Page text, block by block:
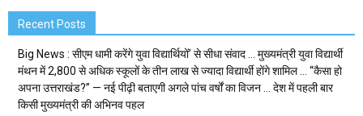
Recent Posts
Big News : सीएम धामी करेंगे युवा विद्यार्थियों’ से सीधा संवाद … मुख्यमंत्री युवा विद्यार्थी
मंथन में 2,800 से अधिक स्कूलों के तीन लाख से ज्यादा विद्यार्थी होंगे शामिल … “कैसा हो
अपना उत्तराखंड?” — नई पीढ़ी बताएगी अगले पांच वर्षों का विजन … देश में पहली बार
किसी मुख्यमंत्री की अभिनव पहल